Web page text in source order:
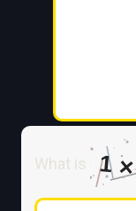
What is 1 ×